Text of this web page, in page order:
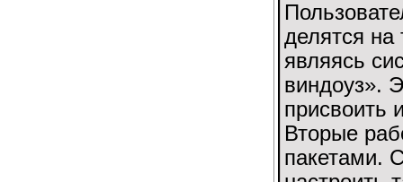
делятся на
являясь
виндоуз».
присвоить
Вторые
пакетами.